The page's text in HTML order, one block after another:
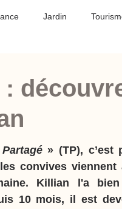
Jardin
:
» (TP), c’est
convives
Killian l'a
10 mois, il est